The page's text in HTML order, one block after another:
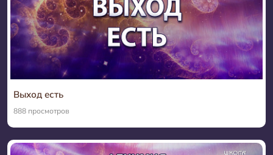
Выход есть
888 просмотров